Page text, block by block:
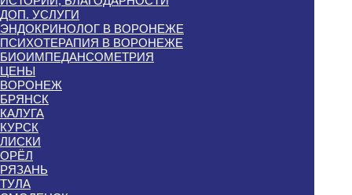
ДОП. УСЛУГИ
ЭНДОКРИНОЛОГ В ВОРОНЕЖЕ
ПСИХОТЕРАПИЯ В ВОРОНЕЖЕ
БИОИМПЕДАНСОМЕТРИЯ
ЦЕНЫ
ВОРОНЕЖ
БРЯНСК
КАЛУГА
КУРСК
ЛИСКИ
ОРЁЛ
РЯЗАНЬ
ТУЛА